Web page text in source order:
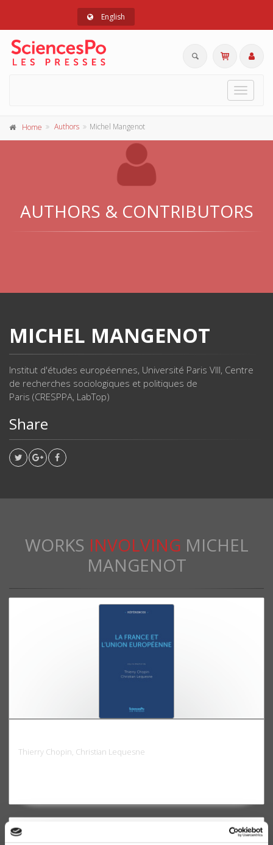
English
Toggle
Home Authors Michel Mangenot
AUTHORS & CONTRIBUTORS
MICHEL MANGENOT
Institut d'études européennes, Université Paris VIII, Centre
de recherches sociologiques et politiques de
Paris (CRESPPA, LabTop)
Share
WORKS INVOLVING MICHEL
MANGENOT
Thierry Chopin, Christian Lequesne